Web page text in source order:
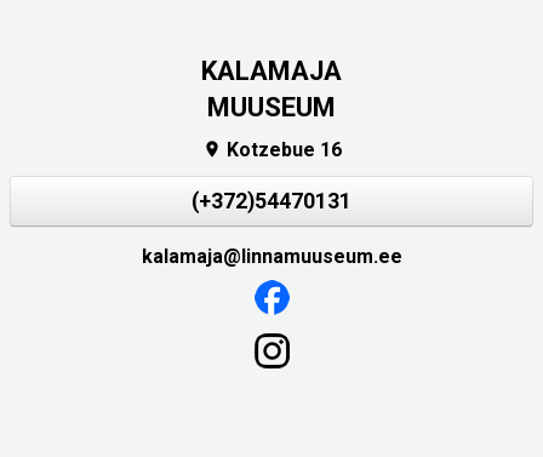
KALAMAJA
MUUSEUM
 Kotzebue 16
(+372)54470131
kalamaja@linnamuuseum.ee